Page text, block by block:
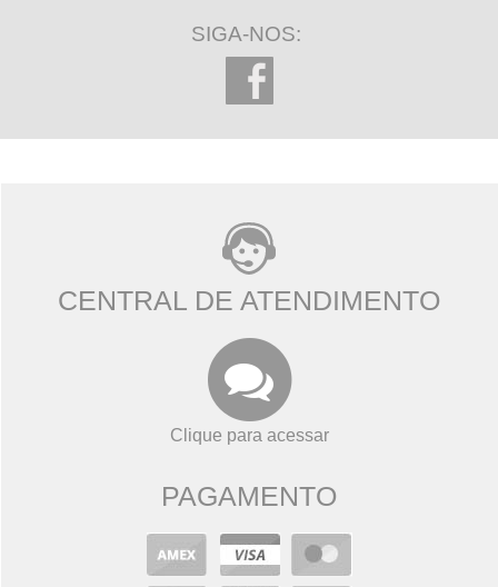
SIGA-NOS:
CENTRAL DE ATENDIMENTO
Clique para acessar
PAGAMENTO